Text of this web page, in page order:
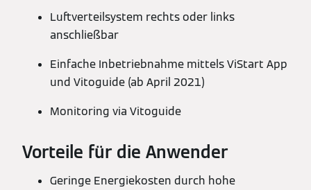
Luftverteilsystem rechts oder links
anschließbar
Einfache Inbetriebnahme mittels ViStart App
und Vitoguide (ab April 2021)
Monitoring via Vitoguide
Vorteile für die Anwender
Geringe Energiekosten durch hohe